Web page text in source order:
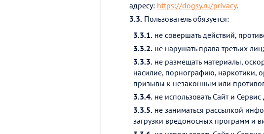
адресу: https://dogsy.ru/privacy.
3.3. Пользователь обязуется:
3.3.1. не совершать действий,
3.3.2. не нарушать права третьих лиц;
3.3.3. не размещать материалы,
насилие, порнографию,
призывы к незаконным или
3.3.4. не использовать Сайт и
3.3.5. не заниматься рассылкой
загрузки вредоносных программ и